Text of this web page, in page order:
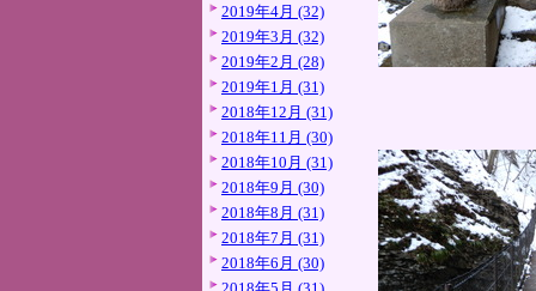
2019年4月 (32)
2019年3月 (32)
2019年2月 (28)
2019年1月 (31)
2018年12月 (31)
2018年11月 (30)
2018年10月 (31)
2018年9月 (30)
2018年8月 (31)
2018年7月 (31)
2018年6月 (30)